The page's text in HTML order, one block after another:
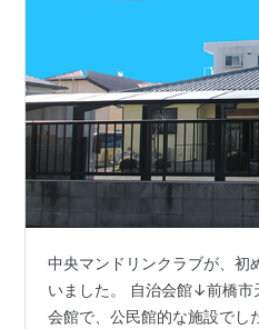
中央マンドリンクラブが、初
いました。 自治会館↓前橋市
会館で、公民館的な施設で